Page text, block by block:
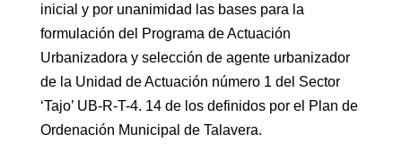
inicial y por unanimidad las bases para la
formulación del Programa de Actuación
Urbanizadora y selección de agente urbanizador
de la Unidad de Actuación número 1 del Sector
‘Tajo’ UB-R-T-4. 14 de los definidos por el Plan de
Ordenación Municipal de Talavera.